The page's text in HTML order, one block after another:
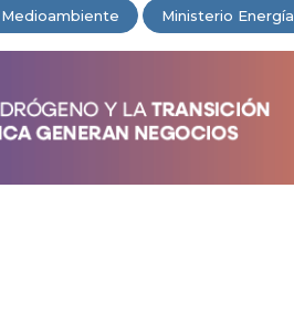
Medioambiente Ministerio Energía